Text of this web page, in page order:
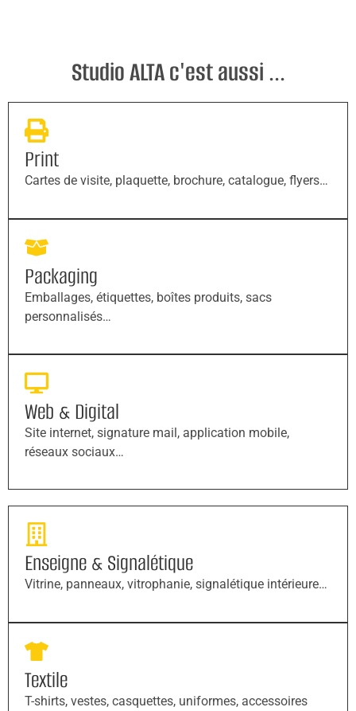
Studio ALTA c'est aussi ...
Print
Cartes de visite, plaquette, brochure, catalogue, flyers…
Packaging
Emballages, étiquettes, boîtes produits, sacs
personnalisés…
Web & Digital
Site internet, signature mail, application mobile,
réseaux sociaux…
Enseigne & Signalétique
Vitrine, panneaux, vitrophanie, signalétique intérieure…
Textile
T-shirts, vestes, casquettes, uniformes, accessoires